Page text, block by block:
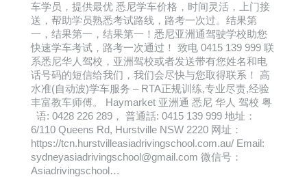
车学员，提供最优 悉尼学车价格，时间灵活，上门接
送，帮助学员熟悉考试路线，路考一次过。结果第
一，结果第一，结果第一！悉尼亚洲通驾驶学校助您
快速学车考试，路考一次通过！ 致电 0415 139 999 联
系悉尼华人驾校，亚洲驾校或者发送带有您姓名和电
话号码的短信给我们，我们会尽快与您取得联系！ 高
水准(自动波)学车服务 – RTA正规训练,专业尽责,经验
丰富教车师傅。 Haymarket 亚洲通 悉尼 华人 驾校 粤
语: 0428 226 289， 普通話: 0415 139 999 地址：
6/110 Queens Rd, Hurstville NSW 2220 网址：
https://tcn.hurstvilleasiadrivingschool.com.au/ Email:
sydneyasiadrivingschool@gmail.com 微信号：
Asiadrivingschool…